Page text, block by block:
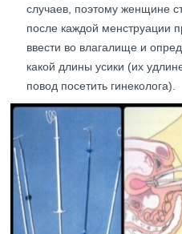
случаев, поэтому женщине
после каждой менструации
ввести во влагалище и
какой длины усики (их
повод посетить гинеколога).